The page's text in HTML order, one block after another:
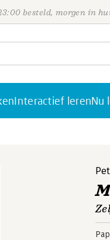
besteld, morgen in
Interactief lerenNu